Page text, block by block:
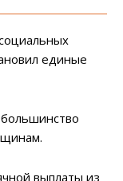
единые
большинство
выплаты из